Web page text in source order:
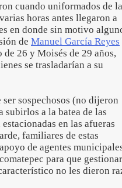
cuando uniformados de la
horas antes llegaron a
en donde sin motivo
de Manuel García Reyes
de 26 y Moisés de 29 años,
se trasladarían a su
sospechosos (no dijeron
subirlos a la batea de las
en las afueras
familiares de estas
de agentes
para que
no les dieron